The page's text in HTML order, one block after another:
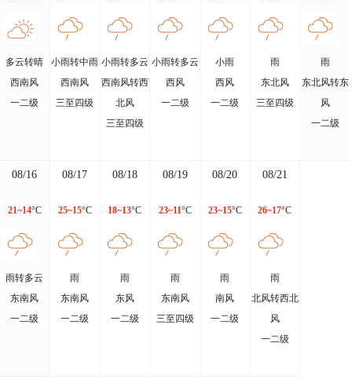
多云转晴
西南风
一二级
小雨转中雨
西南风
三至四级
小雨转多云
西南风转西
北风
三至四级
小雨转多云
西风
一二级
小雨
西风
一二级
雨
东北风
三至四级
雨
东北风转东
风
一二级
08/16
21~14°C
雨转多云
东南风
一二级
08/17
25~15°C
雨
东南风
一二级
08/18
18~13°C
雨
东风
一二级
08/19
23~11°C
雨
东南风
三至四级
08/20
23~15°C
雨
南风
一二级
08/21
26~17°C
雨
北风转西北
风
一二级